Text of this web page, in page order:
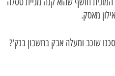
מאסק.
שוכב ומעלה אבק בחשבון בנק'?